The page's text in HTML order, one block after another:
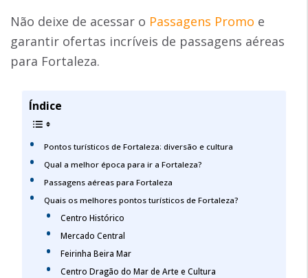
Não deixe de acessar o Passagens Promo e
garantir ofertas incríveis de passagens aéreas
para Fortaleza.
Índice
Pontos turísticos de Fortaleza: diversão e cultura
Qual a melhor época para ir a Fortaleza?
Passagens aéreas para Fortaleza
Quais os melhores pontos turísticos de Fortaleza?
Centro Histórico
Mercado Central
Feirinha Beira Mar
Centro Dragão do Mar de Arte e Cultura